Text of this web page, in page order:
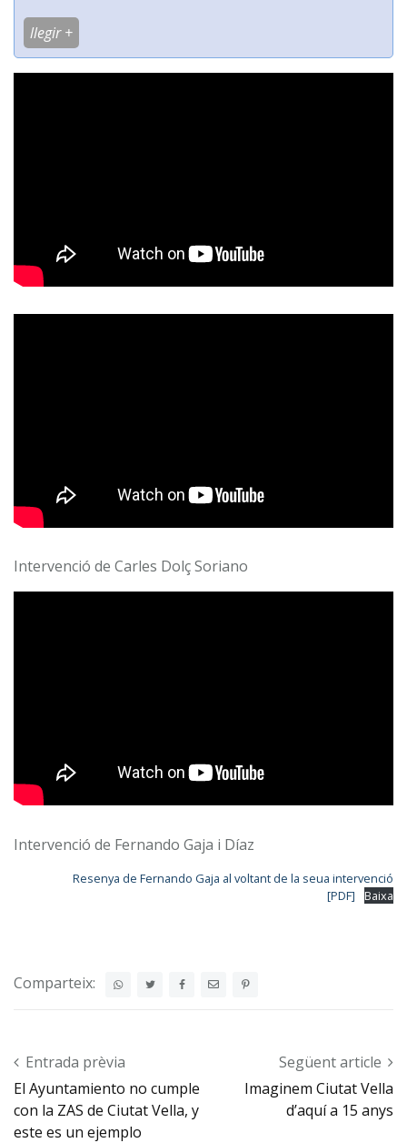
llegir +
Intervenció de Carles Dolç Soriano
Intervenció de Fernando Gaja i Díaz
Resenya de Fernando Gaja al voltant de la seua intervenció
[PDF]
Baixa
Comparteix:
Post navigation
Entrada prèvia
El Ayuntamiento no cumple
con la ZAS de Ciutat Vella, y
este es un ejemplo
Següent article
Imaginem Ciutat Vella
d’aquí a 15 anys